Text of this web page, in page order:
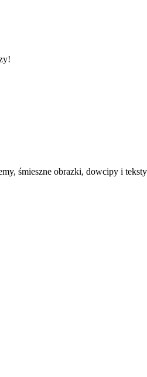
śmieszne obrazki, dowcipy i teksty